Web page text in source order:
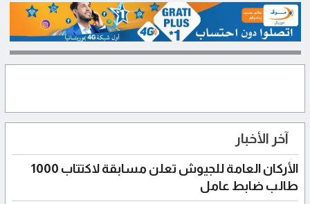
آخر الأخبار
الأركان العامة للجيوش تعلن مسابقة لاكتتاب 1000
طالب ضابط عامل